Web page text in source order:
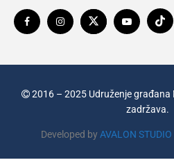
2016 – 2025 Udruženje građana
zadržava.
Developed by AVALON STUDIO